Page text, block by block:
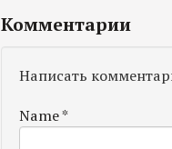
Комментарии
Написать
Name*